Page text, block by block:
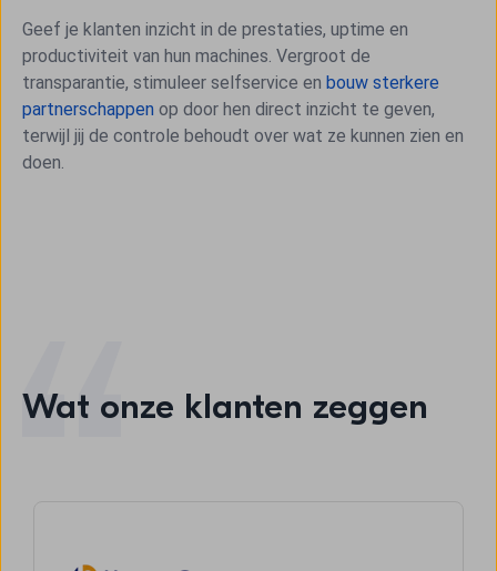
Geef je klanten inzicht in de prestaties, uptime en
productiviteit van hun machines. Vergroot de
transparantie, stimuleer selfservice en bouw sterkere
partnerschappen op door hen direct inzicht te geven,
terwijl jij de controle behoudt over wat ze kunnen zien en
doen.
Wat onze klanten zeggen